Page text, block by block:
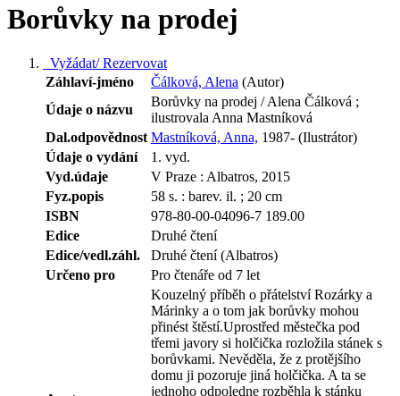
Borůvky na prodej
Vyžádat/ Rezervovat
Záhlaví-jméno
Čálková, Alena (Autor)
Údaje o názvu
Borůvky na prodej / Alena Čálková ;
ilustrovala Anna Mastníková
Dal.odpovědnost Mastníková, Anna, 1987- (Ilustrátor)
Údaje o vydání
1. vyd.
Vyd.údaje
V Praze : Albatros, 2015
Fyz.popis
58 s. : barev. il. ; 20 cm
ISBN
978-80-00-04096-7 189.00
Edice
Druhé čtení
Edice/vedl.záhl.
Druhé čtení (Albatros)
Určeno pro
Pro čtenáře od 7 let
Kouzelný příběh o přátelství Rozárky a
Márinky a o tom jak borůvky mohou
přinést štěstí.Uprostřed městečka pod
třemi javory si holčička rozložila stánek s
borůvkami. Nevěděla, že z protějšího
domu ji pozoruje jiná holčička. A ta se
jednoho odpoledne rozběhla k stánku